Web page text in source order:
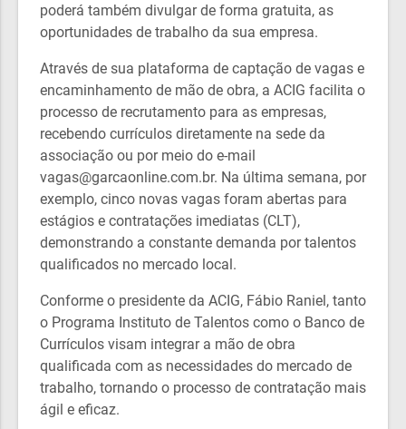
poderá também divulgar de forma gratuita, as
oportunidades de trabalho da sua empresa.
Através de sua plataforma de captação de vagas e
encaminhamento de mão de obra, a ACIG facilita o
processo de recrutamento para as empresas,
recebendo currículos diretamente na sede da
associação ou por meio do e-mail
vagas@garcaonline.com.br. Na última semana, por
exemplo, cinco novas vagas foram abertas para
estágios e contratações imediatas (CLT),
demonstrando a constante demanda por talentos
qualificados no mercado local.
Conforme o presidente da ACIG, Fábio Raniel, tanto
o Programa Instituto de Talentos como o Banco de
Currículos visam integrar a mão de obra
qualificada com as necessidades do mercado de
trabalho, tornando o processo de contratação mais
ágil e eficaz.